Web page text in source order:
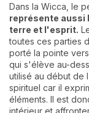
Dans la Wicca, le
représente aussi
terre et l'esprit.
toutes ces parties
porté la pointe
qui s'élève au-
utilisé au début de
spirituel car il
éléments. Il est
intérieur et